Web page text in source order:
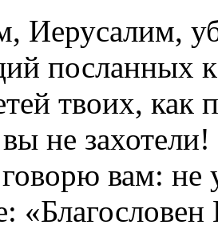
Иерусалим,
посланных
твоих, как
не
вам: не